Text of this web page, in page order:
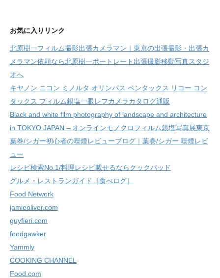
お気に入りリンク
北原樹一フィルム撮影出張カメラマン｜東京の出張撮影・出張カ
メラマン依頼なら北原樹一ポートレート出張撮影移動写真スタジ
オへ
キヤノン ニコン ミノルタ オリンパス ペンタックス リコー コン
タックス フィルム銀塩一眼レフカメラカタログ通販
Black and white film photography of landscape and architecture
in TOKYO JAPAN – オンラインモノクロフィルム銀塩写真展東京
葉巻/シガー初心者の喫煙レビューブログ｜葉巻/シガー 喫煙レビ
ュー
レシピ検索No.1/料理レシピ載せるならクックパッド
グルメ・レストランガイド［食べログ］
Food Network
jamieoliver.com
guyfieri.com
foodgawker
Yammly
COOKING CHANNEL
Food.com